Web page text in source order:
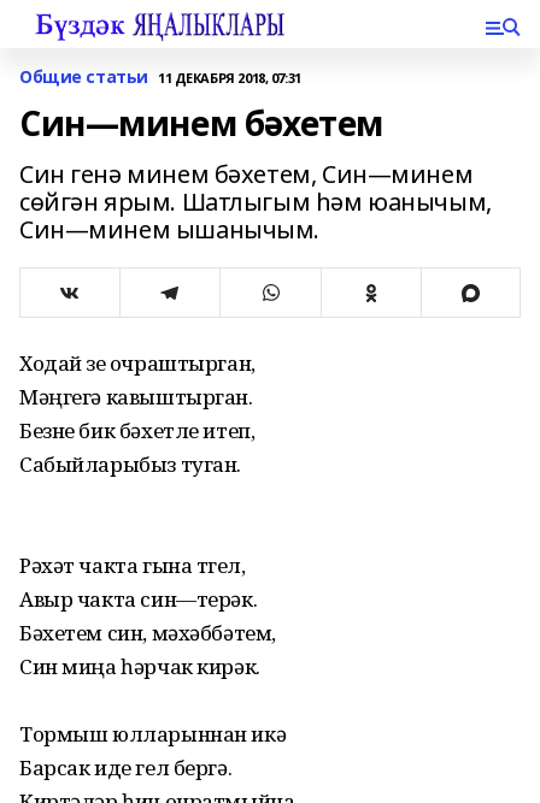
Общие статьи 11 ДЕКАБРЯ 2018, 07:31
Син—минем бәхетем
Син генә минем бәхетем, Син—минем
сөйгән ярым. Шатлыгым һәм юанычым,
Син—минем ышанычым.
Ходай үзе очраштырган,
Мәңгегә кавыштырган.
Безне бик бәхетле итеп,
Сабыйларыбыз туган.
Рәхәт чакта гына түгел,
Авыр чакта син—терәк.
Бәхетем син, мәхәббәтем,
Син миңа һәрчак кирәк.
Тормыш юлларыннан икәү
Барсак иде гел бергә.